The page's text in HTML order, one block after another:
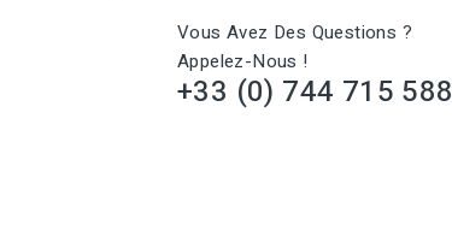
Vous Avez Des Questions ?
Appelez-Nous !
+33 (0) 744 715 588